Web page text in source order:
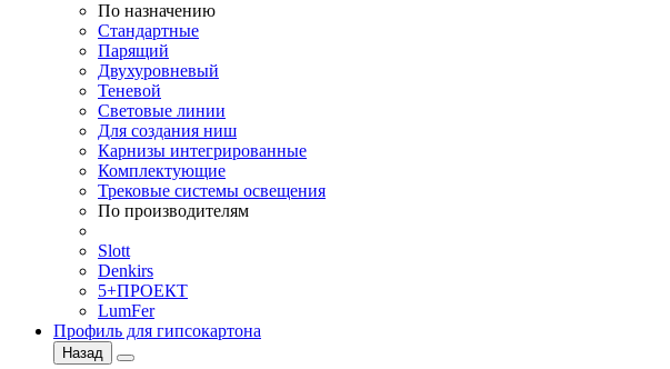
По назначению
Стандартные
Парящий
Двухуровневый
Теневой
Световые линии
Для создания ниш
Карнизы интегрированные
Комплектующие
Трековые системы освещения
По производителям
Slott
Denkirs
5+ПРОЕКТ
LumFer
Профиль для гипсокартона
Назад